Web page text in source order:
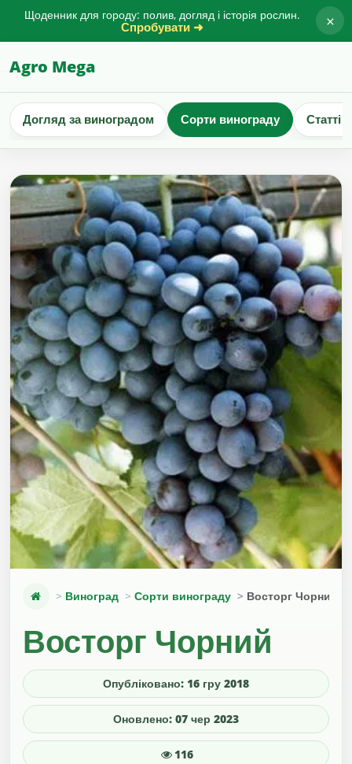
Щоденник для городу: полив, догляд і історія рослин.
Спробувати ➜ ×
Agro Mega
Догляд за виноградом Сорти винограду Статті
Виноград Сорти винограду Восторг Чорний
Восторг Чорний
Опубліковано: 16 гру 2018
Оновлено: 07 чер 2023
116